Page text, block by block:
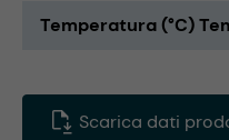
Temperatura (°C)
Scarica dati